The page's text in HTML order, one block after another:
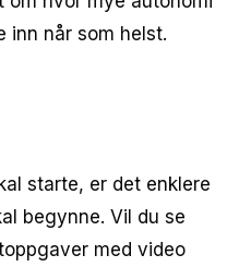
inn når som helst.
starte, er det enklere
begynne. Vil du se
med video